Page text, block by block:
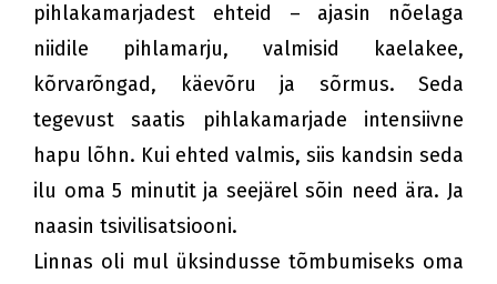
pihlakamarjadest ehteid – ajasin nõelaga
niidile pihlamarju, valmisid kaelakee,
kõrvarõngad, käevõru ja sõrmus. Seda
tegevust saatis pihlakamarjade intensiivne
hapu lõhn. Kui ehted valmis, siis kandsin seda
ilu oma 5 minutit ja seejärel sõin need ära. Ja
naasin tsivilisatsiooni.
Linnas oli mul üksindusse tõmbumiseks oma